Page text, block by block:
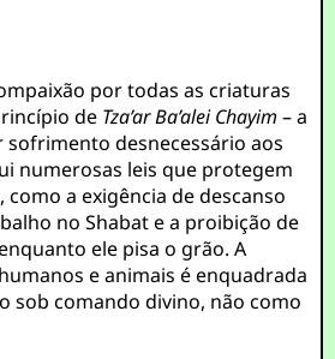
por todas as criaturas
de Tza’ar Ba’alei Chayim – a
sofrimento desnecessário aos
numerosas leis que protegem
a exigência de descanso
no Shabat e a proibição de
ele pisa o grão. A
e animais é enquadrada
sob comando divino, não como